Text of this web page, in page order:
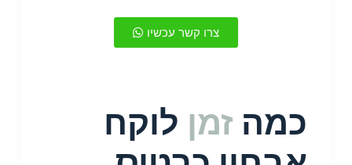
צרו קשר עכשיו
כמה זמן לוקח